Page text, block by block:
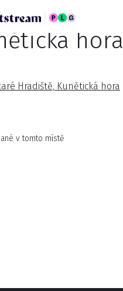
hora
Hradiště, Kunětická hora
v tomto místě